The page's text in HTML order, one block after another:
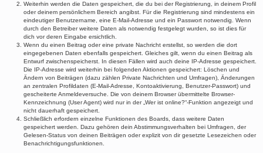
Weiterhin werden die Daten gespeichert, die du bei der Registrierung, in deinem Profil
oder deinem persönlichem Bereich angibst. Für die Registrierung sind mindestens ein
eindeutiger Benutzername, eine E-Mail-Adresse und ein Passwort notwendig. Wenn
durch den Betreiber weitere Daten als notwendig festgelegt wurden, so ist dies für
dich vor deren Eingabe ersichtlich.
Wenn du einen Beitrag oder eine private Nachricht erstellst, so werden die dort
eingegebenen Daten ebenfalls gespeichert. Gleiches gilt, wenn du einen Beitrag als
Entwurf zwischenspeicherst. In diesen Fällen wird auch deine IP-Adresse gespeichert.
Die IP-Adresse wird weiterhin bei folgenden Aktionen gespeichert: Löschen und
Ändern von Beiträgen (dazu zählen Private Nachrichten und Umfragen), Änderungen
an zentralen Profildaten (E-Mail-Adresse, Kontoaktivierung, Benutzer-Passwort) und
gescheiterte Anmeldeversuche. Die von deinem Browser übermittelte Browser-
Kennzeichnung (User Agent) wird nur in der „Wer ist online?“-Funktion angezeigt und
nicht dauerhaft gespeichert.
Schließlich erfordern einzelne Funktionen des Boards, dass weitere Daten
gespeichert werden. Dazu gehören dein Abstimmungsverhalten bei Umfragen, der
Gelesen-Status von deinen Beiträgen oder explizit von dir gesetzte Lesezeichen oder
Benachrichtigungsfunktionen.